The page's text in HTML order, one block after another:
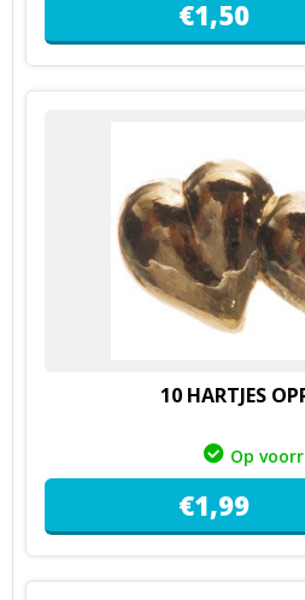
€1,50
10 HARTJES
Op
€1,99